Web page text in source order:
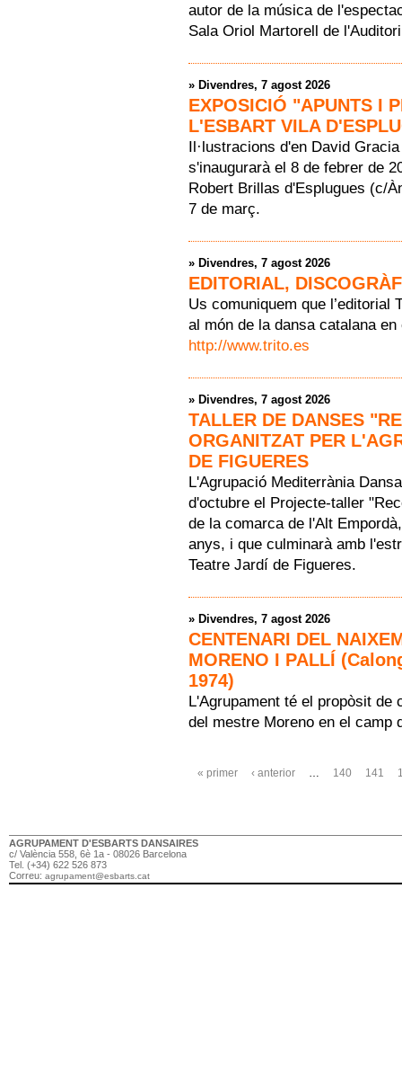
autor de la música de
Sala Oriol Martorell de
» Divendres, 7 agost 2026
EXPOSICIÓ "APUNTS I
L'ESBART VILA
Il·lustracions d'en David
s'inaugurarà el 8 de febrer de
Robert Brillas d'Esplugues (c/
7 de març.
» Divendres, 7 agost 2026
EDITORIAL,
Us comuniquem que l’editorial
al món de la dansa catalana
http://www.trito.es
» Divendres, 7 agost 2026
TALLER DE DANSES
ORGANITZAT PER
DE FIGUERES
L'Agrupació Mediterrània
d'octubre el Projecte-taller
de la comarca de l'Alt
anys, i que culminarà amb
Teatre Jardí de Figueres.
» Divendres, 7 agost 2026
CENTENARI DEL
MORENO I PALLÍ
1974)
L'Agrupament té el propòsit de
del mestre Moreno en el camp
Pàgines
« primer ‹ anterior 140 141
AGRUPAMENT D'ESBARTS DANSAIRES
c/ València 558, 6è 1a - 08026 Barcelona
Tel. (+34) 622 526 873
Correu: agrupament@esbarts.cat